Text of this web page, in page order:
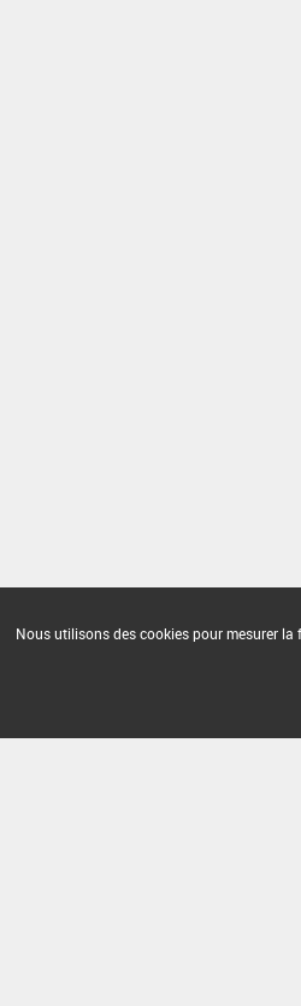
Nous utilisons des cookies pour mesurer